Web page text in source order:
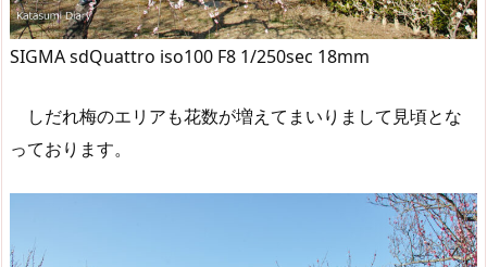
SIGMA sdQuattro iso100 F8 1/250sec 18mm
しだれ梅のエリアも花数が増えてまいりまして見頃とな
っております。